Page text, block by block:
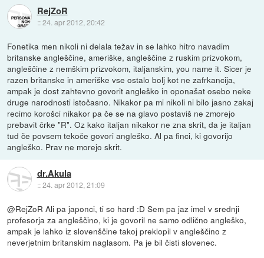
RejZoR
::24. apr 2012, 20:42
Fonetika men nikoli ni delala težav in se lahko hitro navadim
britanske angleščine, ameriške, angleščine z ruskim prizvokom,
angleščine z nemškim prizvokom, italjanskim, you name it. Sicer je
razen britanske in ameriške vse ostalo bolj kot ne zafrkancija,
ampak je dost zahtevno govorit angleško in oponašat osebo neke
druge narodnosti istočasno. Nikakor pa mi nikoli ni bilo jasno zakaj
recimo korošci nikakor pa če se na glavo postaviš ne zmorejo
prebavit črke "R". Oz kako italjan nikakor ne zna skrit, da je italjan
tud če povsem tekoče govori angleško. Al pa finci, ki govorijo
angleško. Prav ne morejo skrit.
dr.Akula
::24. apr 2012, 21:09
@RejZoR Ali pa japonci, ti so hard :D Sem pa jaz imel v srednji
profesorja za angleščino, ki je govoril ne samo odlično angleško,
ampak je lahko iz slovenščine takoj preklopil v angleščino z
neverjetnim britanskim naglasom. Pa je bil čisti slovenec.